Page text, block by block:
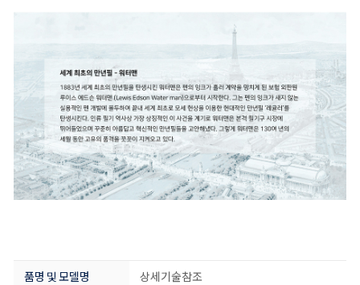
품명 및 모델명 상세기술참조